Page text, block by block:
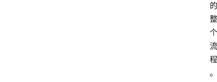
的
整
个
流
程
。